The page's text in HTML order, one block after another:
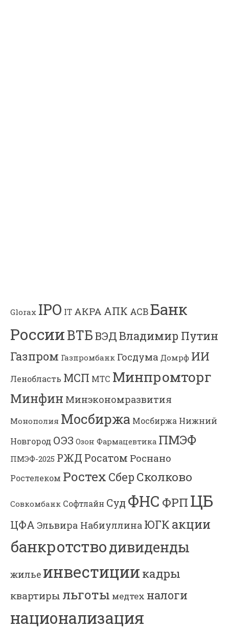
Glorax IPO IT АКРА АПК АСВБанк
РоссииВТБВЭДВладимир Путин
Газпром Газпромбанк Госдума Домрф ИИ
Ленобласть МСП МТС Минпромторг
Минфин Минэкономразвития
Монополия Мосбиржа Мосбиржа Нижний
Новгород ОЭЗ Озон Фармацевтика ПМЭФ
ПМЭФ-2025 РЖД Росатом Роснано
Ростелеком Ростех Сбер Сколково
Совкомбанк Софтлайн Суд ФНС ФРП ЦБ
ЦФА Эльвира Набиуллина ЮГК акции
банкротстводивиденды
жилье инвестиции кадры
квартиры льготы медтех налоги
национализация